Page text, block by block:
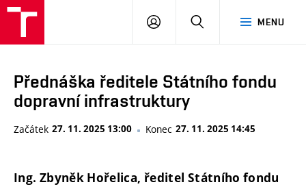
Brno
MENU
PŘIHLÁSIT
Přednáška ředitele Státního fondu
dopravní infrastruktury
Začátek 27. 11. 2025 13:00 Konec 27. 11. 2025 14:45
Ing. Zbyněk Hořelica, ředitel Státního fondu